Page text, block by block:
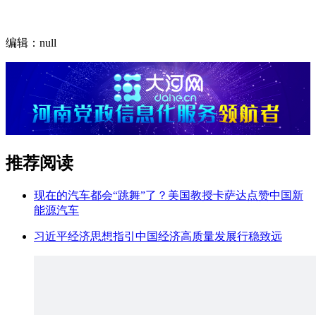
编辑：null
推荐阅读
现在的汽车都会“跳舞”了？美国教授卡萨达点赞中国新
能源汽车
习近平经济思想指引中国经济高质量发展行稳致远